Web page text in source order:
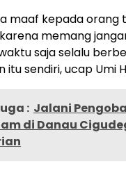
maaf kepada orang
memang
saja selalu
itu sendiri, ucap Umi
: Jalani
di Danau